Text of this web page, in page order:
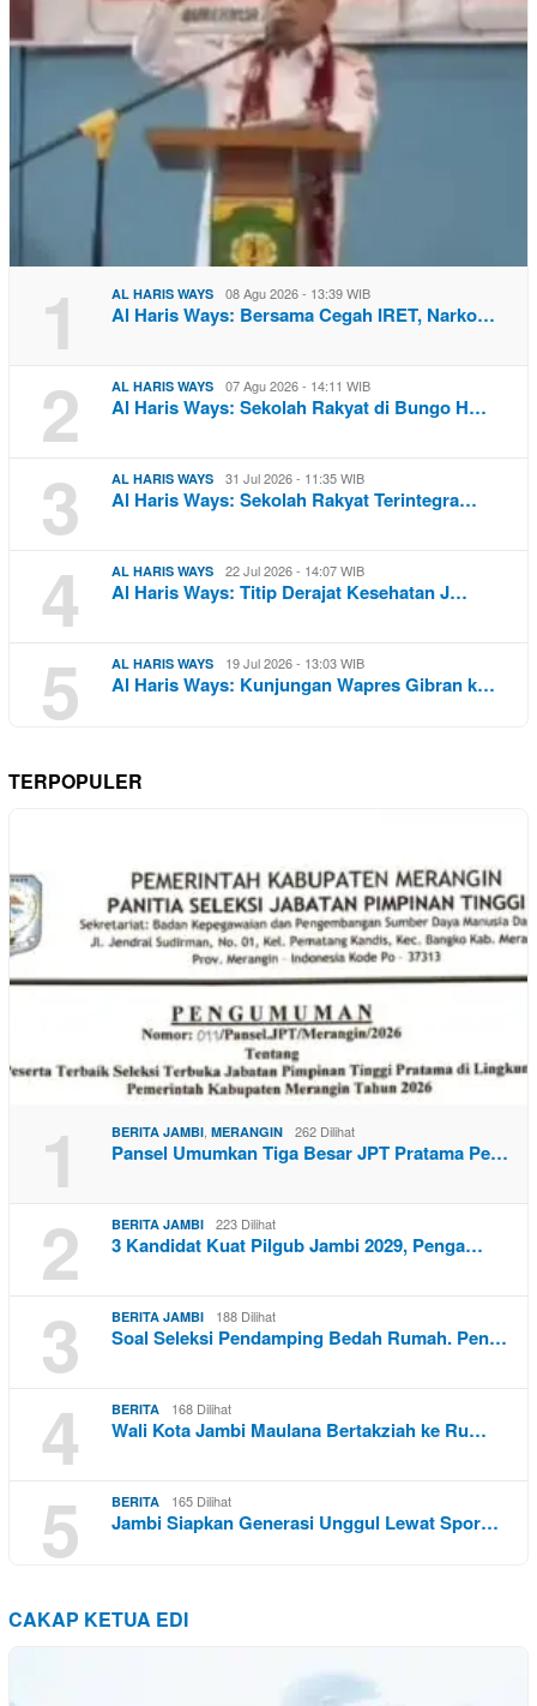
1 AL HARIS WAYS 08 Agu 2026 - 13:39 WIB
Al Haris Ways: Bersama Cegah IRET, Narko…
2 AL HARIS WAYS 07 Agu 2026 - 14:11 WIB
Al Haris Ways: Sekolah Rakyat di Bungo H…
3 AL HARIS WAYS 31 Jul 2026 - 11:35 WIB
Al Haris Ways: Sekolah Rakyat Terintegra…
4 AL HARIS WAYS 22 Jul 2026 - 14:07 WIB
Al Haris Ways: Titip Derajat Kesehatan J…
5 AL HARIS WAYS 19 Jul 2026 - 13:03 WIB
Al Haris Ways: Kunjungan Wapres Gibran k…
TERPOPULER
1 BERITA JAMBI, MERANGIN 262 Dilihat
Pansel Umumkan Tiga Besar JPT Pratama Pe…
2 BERITA JAMBI 223 Dilihat
3 Kandidat Kuat Pilgub Jambi 2029, Penga…
3 BERITA JAMBI 188 Dilihat
Soal Seleksi Pendamping Bedah Rumah. Pen…
4 BERITA 168 Dilihat
Wali Kota Jambi Maulana Bertakziah ke Ru…
5 BERITA 165 Dilihat
Jambi Siapkan Generasi Unggul Lewat Spor…
CAKAP KETUA EDI